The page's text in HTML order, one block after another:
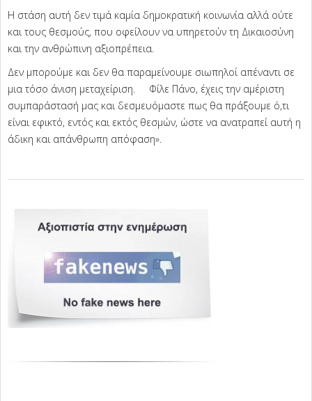
Η στάση αυτή δεν τιμά καμία δημοκρατική κοινωνία αλλά ούτε
και τους θεσμούς, που οφείλουν να υπηρετούν τη Δικαιοσύνη
και την ανθρώπινη αξιοπρέπεια.
Δεν μπορούμε και δεν θα παραμείνουμε σιωπηλοί απέναντι σε
μια τόσο άνιση μεταχείριση. Φίλε Πάνο, έχεις την αμέριστη
συμπαράστασή μας και δεσμευόμαστε πως θα πράξουμε ό,τι
είναι εφικτό, εντός και εκτός θεσμών, ώστε να ανατραπεί αυτή η
άδικη και απάνθρωπη απόφαση».